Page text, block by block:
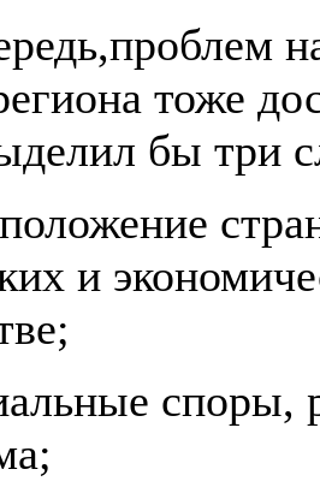
тоже
бы три
и
споры,